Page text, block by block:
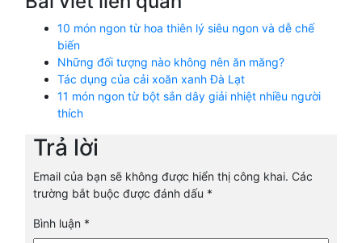
10 món ngon từ hoa thiên lý siêu ngon và dễ chế
biến
Những đối tượng nào không nên ăn măng?
Tác dụng của cải xoăn xanh Đà Lạt
11 món ngon từ bột sắn dây giải nhiệt nhiều người
thích
Trả lời
Email của bạn sẽ không được hiển thị công khai. Các
trường bắt buộc được đánh dấu *
Bình luận *